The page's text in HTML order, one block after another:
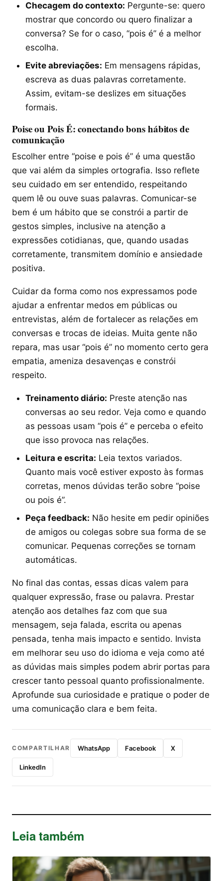
Checagem do contexto: Pergunte-se: quero
mostrar que concordo ou quero finalizar a
conversa? Se for o caso, “pois é” é a melhor
escolha.
Evite abreviações: Em mensagens rápidas,
escreva as duas palavras corretamente.
Assim, evitam-se deslizes em situações
formais.
Poise ou Pois É: conectando bons hábitos de
comunicação
Escolher entre “poise e pois é” é uma questão
que vai além da simples ortografia. Isso reflete
seu cuidado em ser entendido, respeitando
quem lê ou ouve suas palavras. Comunicar-se
bem é um hábito que se constrói a partir de
gestos simples, inclusive na atenção a
expressões cotidianas, que, quando usadas
corretamente, transmitem domínio e ansiedade
positiva.
Cuidar da forma como nos expressamos pode
ajudar a enfrentar medos em públicas ou
entrevistas, além de fortalecer as relações em
conversas e trocas de ideias. Muita gente não
repara, mas usar “pois é” no momento certo gera
empatia, ameniza desavenças e constrói
respeito.
Treinamento diário: Preste atenção nas
conversas ao seu redor. Veja como e quando
as pessoas usam “pois é” e perceba o efeito
que isso provoca nas relações.
Leitura e escrita: Leia textos variados.
Quanto mais você estiver exposto às formas
corretas, menos dúvidas terão sobre “poise
ou pois é”.
Peça feedback: Não hesite em pedir opiniões
de amigos ou colegas sobre sua forma de se
comunicar. Pequenas correções se tornam
automáticas.
No final das contas, essas dicas valem para
qualquer expressão, frase ou palavra. Prestar
atenção aos detalhes faz com que sua
mensagem, seja falada, escrita ou apenas
pensada, tenha mais impacto e sentido. Invista
em melhorar seu uso do idioma e veja como até
as dúvidas mais simples podem abrir portas para
crescer tanto pessoal quanto profissionalmente.
Aprofunde sua curiosidade e pratique o poder de
uma comunicação clara e bem feita.
COMPARTILHAR WhatsApp Facebook X
LinkedIn
Leia também